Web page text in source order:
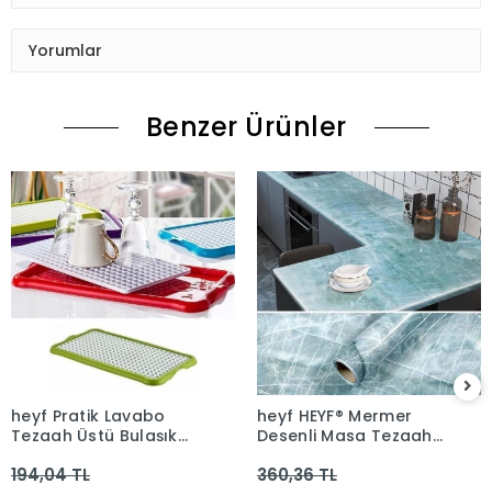
Yorumlar
Benzer Ürünler
heyf Pratik Lavabo
Tezgah Üstü Bulaşık
22x40 cm
194,04 TL
heyf HEYF® Mermer
Desenli Masa Tezgah
Yapışkanlı Folyo
360,36 TL